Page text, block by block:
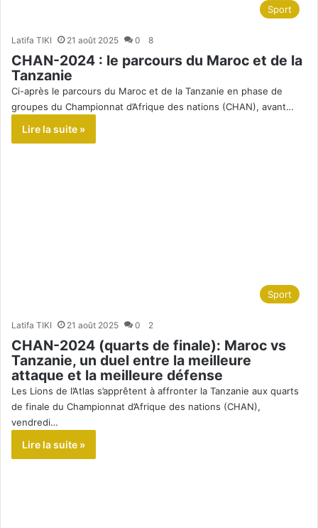
Sport
Latifa TIKI 21 août 2025 0 8
CHAN-2024 : le parcours du Maroc et de la
Tanzanie
Ci-après le parcours du Maroc et de la Tanzanie en phase de
groupes du Championnat d’Afrique des nations (CHAN), avant…
Lire la suite »
Sport
Latifa TIKI 21 août 2025 0 2
CHAN-2024 (quarts de finale): Maroc vs
Tanzanie, un duel entre la meilleure
attaque et la meilleure défense
Les Lions de l’Atlas s’apprêtent à affronter la Tanzanie aux quarts
de finale du Championnat d’Afrique des nations (CHAN),
vendredi…
Lire la suite »